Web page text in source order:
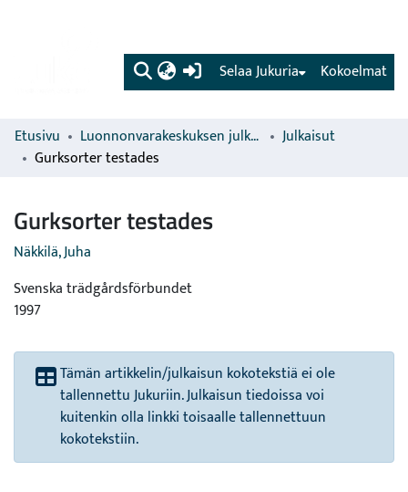
(current) Kokoelmat
Selaa Jukuria
Etusivu Luonnonvarakeskuksen julkaisut
Julkaisut
Gurksorter testades
Gurksorter testades
Näkkilä, Juha
Svenska trädgårdsförbundet
1997
Tämän artikkelin/julkaisun kokotekstiä ei ole
tallennettu Jukuriin. Julkaisun tiedoissa voi
kuitenkin olla linkki toisaalle tallennettuun
kokotekstiin.